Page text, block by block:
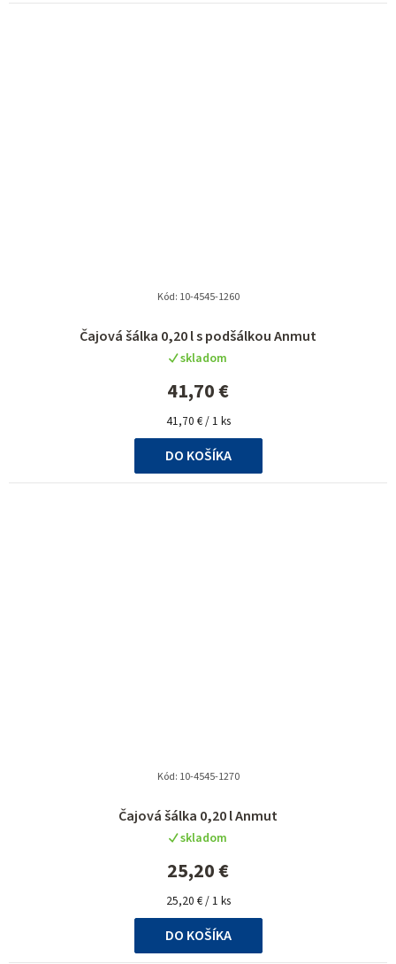
Čajová šálka 0,20 l s podšálkou Anmut
skladom
41,70 €
Jednotková
cena:
41,70 € / 1 ks
DO KOŠÍKA
Kód: 10-4545-1260
Čajová šálka 0,20 l Anmut
skladom
25,20 €
Jednotková
cena:
25,20 € / 1 ks
DO KOŠÍKA
Kód: 10-4545-1270